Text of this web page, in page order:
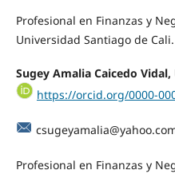
Profesional en Finanzas y
Universidad Santiago de Cali.
Sugey Amalia Caicedo Vidal,
https://orcid.org/0000-
Profesional en Finanzas y